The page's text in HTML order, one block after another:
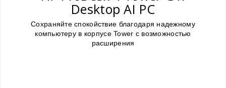
Desktop AI PC
Сохраняйте спокойствие благодаря надежному
компьютеру в корпусе Tower с возможностью
расширения